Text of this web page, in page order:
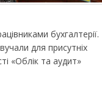
бухгалтерії.
для присутніх
«Облік та аудит»